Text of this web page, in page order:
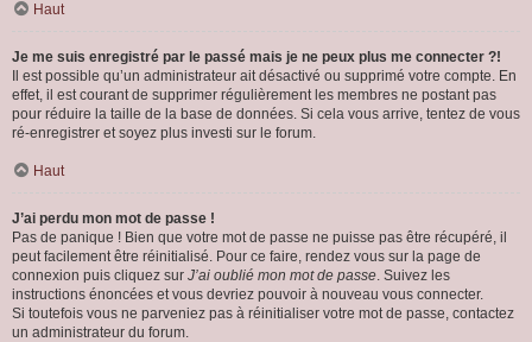
Haut
Je me suis enregistré par le passé mais je ne peux plus me connecter ?!
Il est possible qu’un administrateur ait désactivé ou supprimé votre compte. En
effet, il est courant de supprimer régulièrement les membres ne postant pas
pour réduire la taille de la base de données. Si cela vous arrive, tentez de vous
ré-enregistrer et soyez plus investi sur le forum.
Haut
J’ai perdu mon mot de passe !
Pas de panique ! Bien que votre mot de passe ne puisse pas être récupéré, il
peut facilement être réinitialisé. Pour ce faire, rendez vous sur la page de
connexion puis cliquez sur J’ai oublié mon mot de passe. Suivez les
instructions énoncées et vous devriez pouvoir à nouveau vous connecter.
Si toutefois vous ne parveniez pas à réinitialiser votre mot de passe, contactez
un administrateur du forum.